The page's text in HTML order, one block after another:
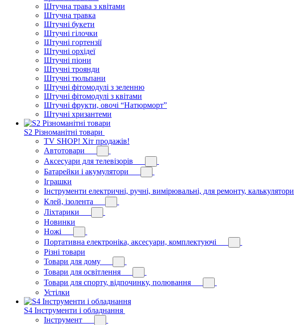
Штучна трава з квітами
Штучна травка
Штучні букети
Штучні гілочки
Штучні гортензії
Штучні орхідеї
Штучні піони
Штучні троянди
Штучні тюльпани
Штучні фітомодулі з зеленню
Штучні фітомодулі з квітами
Штучні фрукти, овочі “Натюрморт”
Штучні хризантеми
S2 Різноманітні товари
TV SHOP! Хіт продажів!
Автотовари
Аксесуари для телевізорів
Батарейки і акумулятори
Іграшки
Інструменти електричні, ручні, вимірювальні, для ремонту, калькулятори
Клей, ізолента
Ліхтарики
Новинки
Ножі
Портативна електроніка, аксесуари, комплектуючі
Різні товари
Товари для дому
Товари для освітлення
Товари для спорту, відпочинку, полювання
Устілки
S4 Інструменти і обладнання
Інструмент